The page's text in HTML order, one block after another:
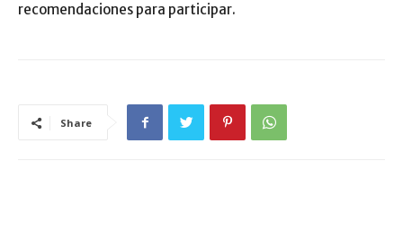
recomendaciones para participar.
Share